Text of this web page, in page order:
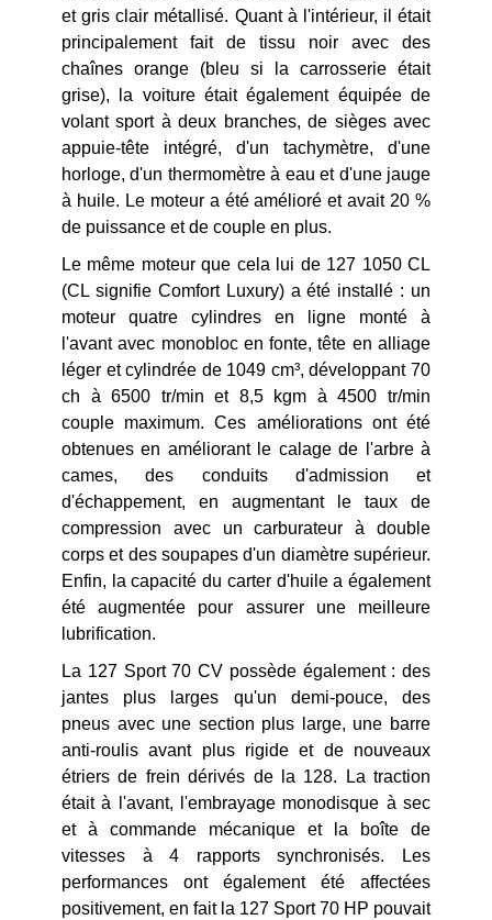
et gris clair métallisé. Quant à l'intérieur, il était
principalement fait de tissu noir avec des
chaînes orange (bleu si la carrosserie était
grise), la voiture était également équipée de
volant sport à deux branches, de sièges avec
appuie-tête intégré, d'un tachymètre, d'une
horloge, d'un thermomètre à eau et d'une jauge
à huile. Le moteur a été amélioré et avait 20 %
de puissance et de couple en plus.
Le même moteur que cela lui de 127 1050 CL
(CL signifie Comfort Luxury) a été installé : un
moteur quatre cylindres en ligne monté à
l'avant avec monobloc en fonte, tête en alliage
léger et cylindrée de 1049 cm³, développant 70
ch à 6500 tr/min et 8,5 kgm à 4500 tr/min
couple maximum. Ces améliorations ont été
obtenues en améliorant le calage de l'arbre à
cames, des conduits d'admission et
d'échappement, en augmentant le taux de
compression avec un carburateur à double
corps et des soupapes d'un diamètre supérieur.
Enfin, la capacité du carter d'huile a également
été augmentée pour assurer une meilleure
lubrification.
La 127 Sport 70 CV possède également : des
jantes plus larges qu'un demi-pouce, des
pneus avec une section plus large, une barre
anti-roulis avant plus rigide et de nouveaux
étriers de frein dérivés de la 128. La traction
était à l'avant, l'embrayage monodisque à sec
et à commande mécanique et la boîte de
vitesses à 4 rapports synchronisés. Les
performances ont également été affectées
positivement, en fait la 127 Sport 70 HP pouvait